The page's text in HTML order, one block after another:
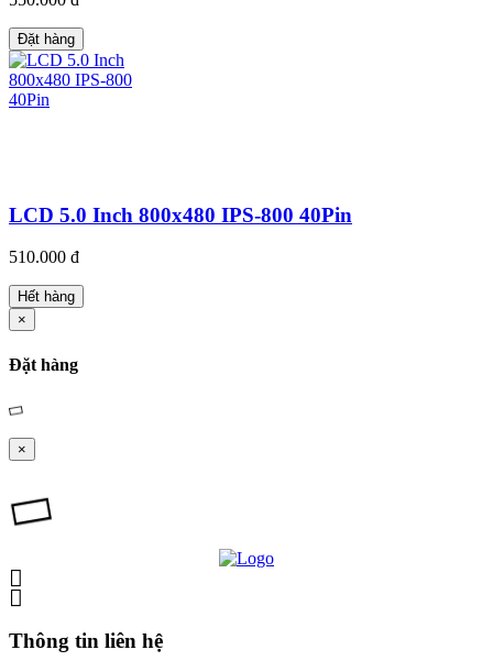
Đặt hàng
LCD 5.0 Inch 800x480 IPS-800 40Pin
510.000 đ
Hết hàng
×
Đặt hàng
×
Thông tin liên hệ